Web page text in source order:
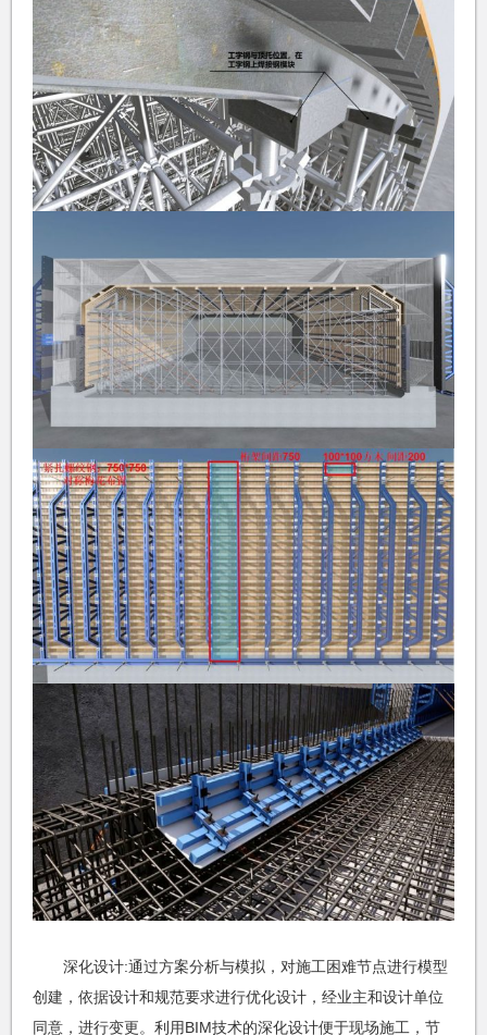
深化设计:通过方案分析与模拟，对施工困难节点进行模型
创建，依据设计和规范要求进行优化设计，经业主和设计单位
同意，进行变更。利用BIM技术的深化设计便于现场施工，节